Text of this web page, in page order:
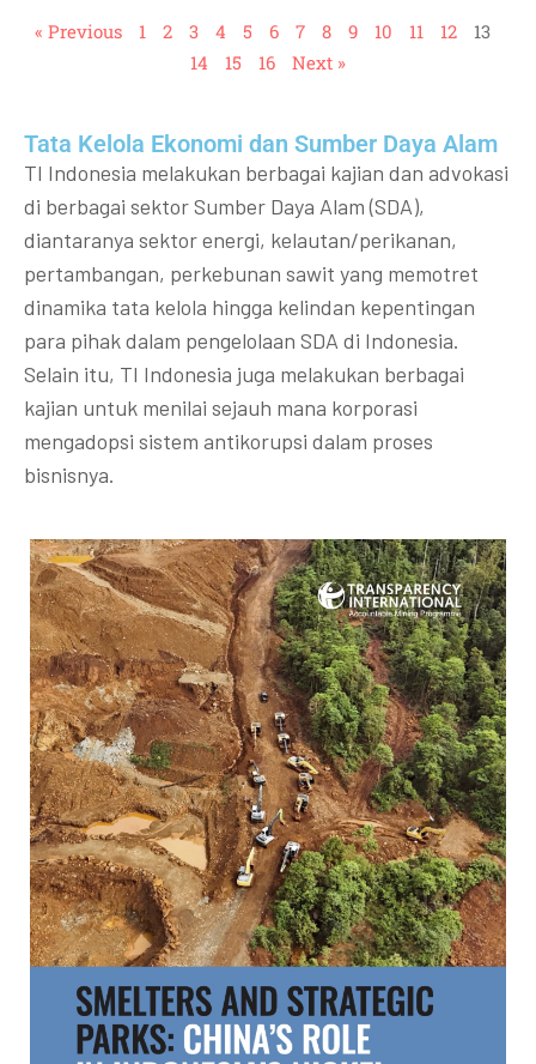
« Previous 1 2 3 4 5 6 7 8 9 10 11 12
13
14
15 16 Next »
Tata Kelola Ekonomi dan Sumber Daya Alam
TI Indonesia melakukan berbagai kajian dan advokasi
di berbagai sektor Sumber Daya Alam (SDA),
diantaranya sektor energi, kelautan/perikanan,
pertambangan, perkebunan sawit yang memotret
dinamika tata kelola hingga kelindan kepentingan
para pihak dalam pengelolaan SDA di Indonesia.
Selain itu, TI Indonesia juga melakukan berbagai
kajian untuk menilai sejauh mana korporasi
mengadopsi sistem antikorupsi dalam proses
bisnisnya.